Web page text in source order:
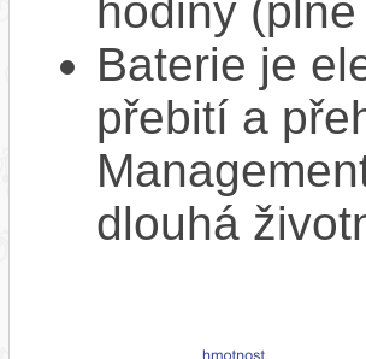
hodiny
Baterie je
přebití a
dlouhá